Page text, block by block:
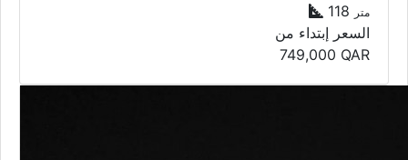
118 متر
السعر إبتداء من
749,000 QAR